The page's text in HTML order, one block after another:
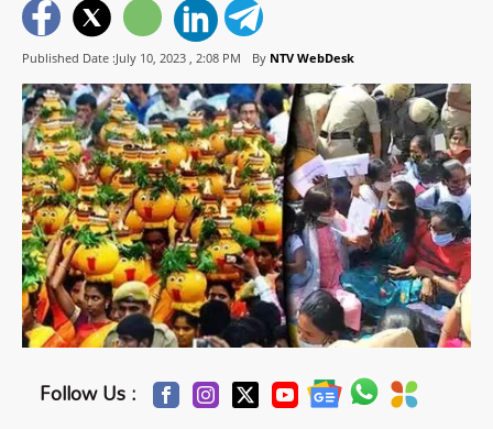
Published Date :July 10, 2023 , 2:08 PM By NTV WebDesk
Follow Us :